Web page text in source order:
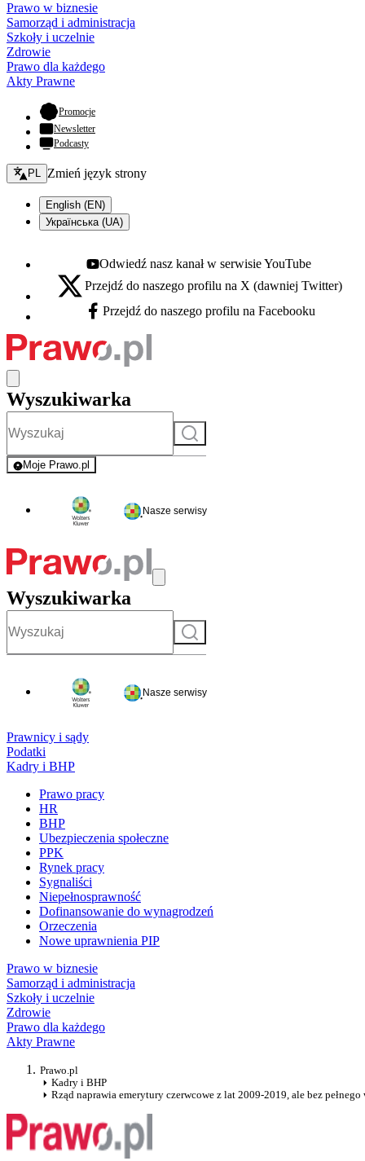
Prawo w biznesie
Samorząd i administracja
Szkoły i uczelnie
Zdrowie
Prawo dla każdego
Akty Prawne
Promocje- otwiera się w nowej karcie
Newsletter
Podcasty
Zmień język - bieżący:
PL Zmień język strony
English (EN)
Українська (UA)
Youtube - otwiera się w nowej karcie
Odwiedź nasz kanał w serwisie YouTube
X - otwiera się w nowej karcie
Przejdź do naszego profilu na X (dawniej Twitter)
Facebook - otwiera się w nowej karcie
Przejdź do naszego profilu na Facebooku
Wyszukiwarka
Szukaj
Moje Prawo.pl
- rejestracja i logowanie do serwisu
Nasze serwisy
Wyszukiwarka
Szukaj
Nasze serwisy
Prawnicy i sądy
Podatki
Kadry i BHP
Prawo pracy
HR
BHP
Ubezpieczenia społeczne
PPK
Rynek pracy
Sygnaliści
Niepełnosprawność
Dofinansowanie do wynagrodzeń
Orzeczenia
Nowe uprawnienia PIP
Prawo w biznesie
Samorząd i administracja
Szkoły i uczelnie
Zdrowie
Prawo dla każdego
Akty Prawne
Prawo.pl
Kadry i BHP
Rząd naprawia emerytury czerwcowe z lat 2009-2019, ale bez